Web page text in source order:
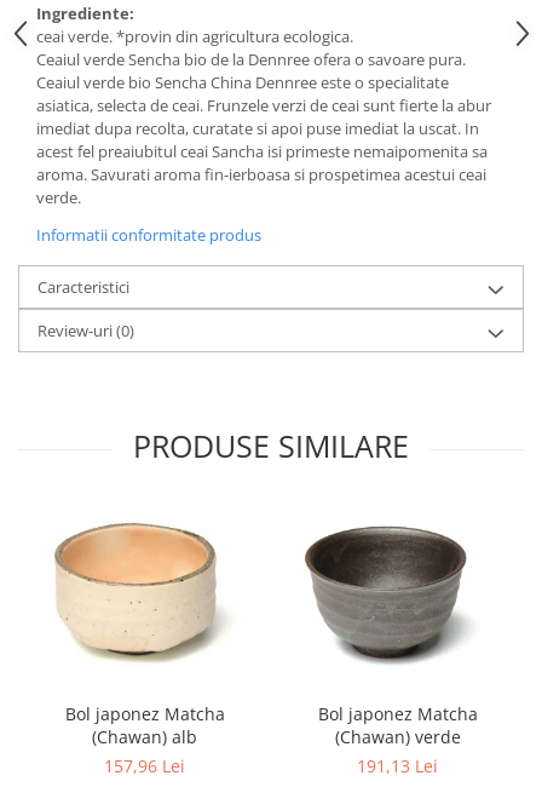
Seminte si boabe pentru germinat
Congelate
Promotii alimente
Extracte si esente
Ingrediente:
ceai verde. *provin din agricultura ecologica.
Ceaiul verde Sencha bio de la Dennree ofera o savoare pura.
Ceaiul verde bio Sencha China Dennree este o specialitate
asiatica, selecta de ceai. Frunzele verzi de ceai sunt fierte la abur
imediat dupa recolta, curatate si apoi puse imediat la uscat. In
acest fel preaiubitul ceai Sancha isi primeste nemaipomenita sa
aroma. Savurati aroma fin-ierboasa si prospetimea acestui ceai
verde.
Informatii conformitate produs
Caracteristici
Review-uri(0)
PRODUSE SIMILARE
Bol japonez Matcha
(Chawan) alb
157,96 Lei
Bol japonez Matcha
(Chawan) verde
191,13 Lei